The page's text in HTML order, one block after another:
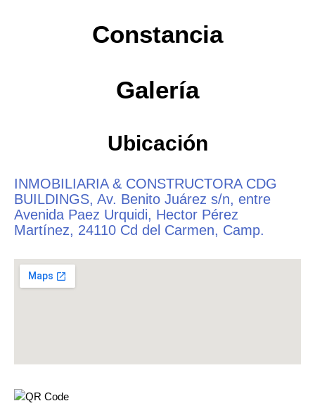
Constancia
Galería
Ubicación
INMOBILIARIA & CONSTRUCTORA CDG
BUILDINGS, Av. Benito Juárez s/n, entre
Avenida Paez Urquidi, Hector Pérez
Martínez, 24110 Cd del Carmen, Camp.